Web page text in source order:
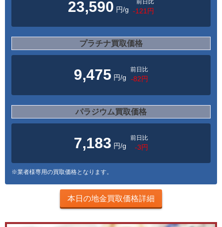
23,590 円/g
前日比
-121円
プラチナ買取価格
9,475 円/g
前日比
-82円
パラジウム買取価格
7,183 円/g
前日比
-3円
※業者様専用の買取価格となります。
本日の地金買取価格詳細